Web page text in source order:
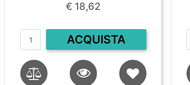
€ 18,62
Quantità
ACQUISTA